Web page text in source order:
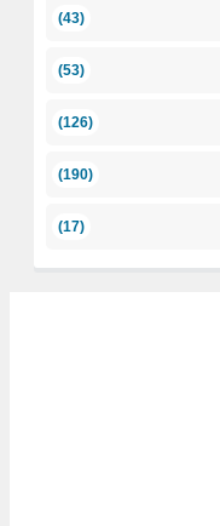
(43)
(53)
(126)
(190)
(17)